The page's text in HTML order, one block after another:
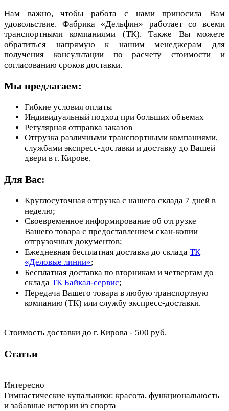
Нам важно, чтобы работа с нами приносила Вам
удовольствие. Фабрика «Дельфин» работает со всеми
транспортными компаниями (ТК). Также Вы можете
обратиться напрямую к нашим менеджерам для
получения консультации по расчету стоимости и
согласованию сроков доставки.
Мы предлагаем:
Гибкие условия оплаты
Индивидуальный подход при больших объемах
Регулярная отправка заказов
Отгрузка различными транспортными компаниями,
службами экспресс-доставки и доставку до Вашей
двери в г. Кирове.
Для Вас:
Круглосуточная отгрузка с нашего склада 7 дней в
неделю;
Своевременное информирование об отгрузке
Вашего товара с предоставлением скан-копии
отгрузочных документов;
Ежедневная бесплатная доставка до склада ТК
«Деловые линии»;
Бесплатная доставка по вторникам и четвергам до
склада ТК Байкал-сервис;
Передача Вашего товара в любую транспортную
компанию (ТК) или службу экспресс-доставки.
Стоимость доставки до г. Кирова - 500 руб.
Статьи
Интересно
Гимнастические купальники: красота, функциональность
и забавные истории из спорта